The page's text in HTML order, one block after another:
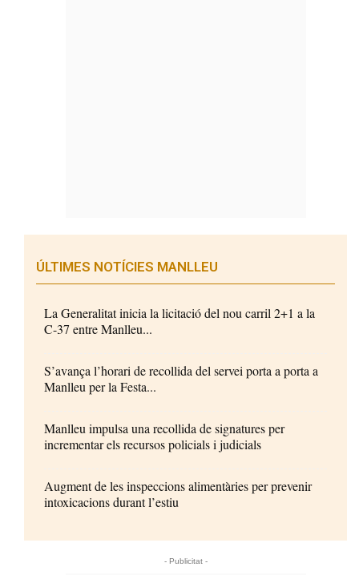
ÚLTIMES NOTÍCIES MANLLEU
La Generalitat inicia la licitació del nou carril 2+1 a la
C-37 entre Manlleu...
S’avança l’horari de recollida del servei porta a porta a
Manlleu per la Festa...
Manlleu impulsa una recollida de signatures per
incrementar els recursos policials i judicials
Augment de les inspeccions alimentàries per prevenir
intoxicacions durant l’estiu
- Publicitat -